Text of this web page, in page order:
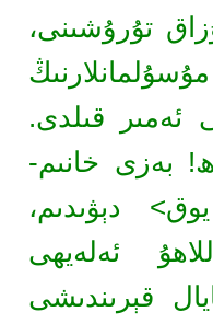
تۇرۇشىنى،
ئەمىر قىلدى.
بەزى خانىم-
دېۋىدىم،
ئەلەيھى
قېرىندىشى